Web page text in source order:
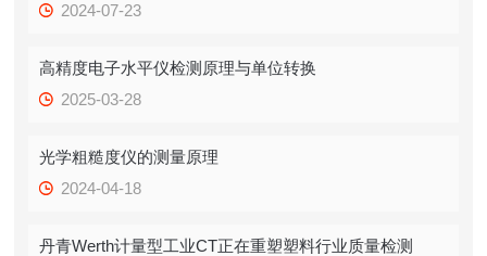
2024-07-23
高精度电子水平仪检测原理与单位转换
2025-03-28
光学粗糙度仪的测量原理
2024-04-18
丹青Werth计量型工业CT正在重塑塑料行业质量检测